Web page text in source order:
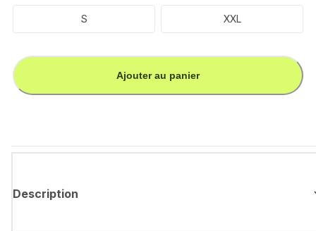
S XXL
Ajouter au panier
Description